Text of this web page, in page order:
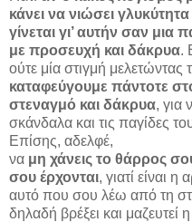
κάνει να νιώσει
γίνεται γι’ αυτήν σαν μια
με προσευχή και δάκρυα.
ούτε μία στιγμή
καταφεύγουμε πάντοτε
στεναγμό και δάκρυα, για
σκάνδαλα και τις παγίδες
Επίσης, αδελφέ,
να μη χάνεις το θάρρος
σου έρχονται, γιατί είναι
αυτό που σου λέω από τη
δηλαδή βρέξει και μαζευτεί